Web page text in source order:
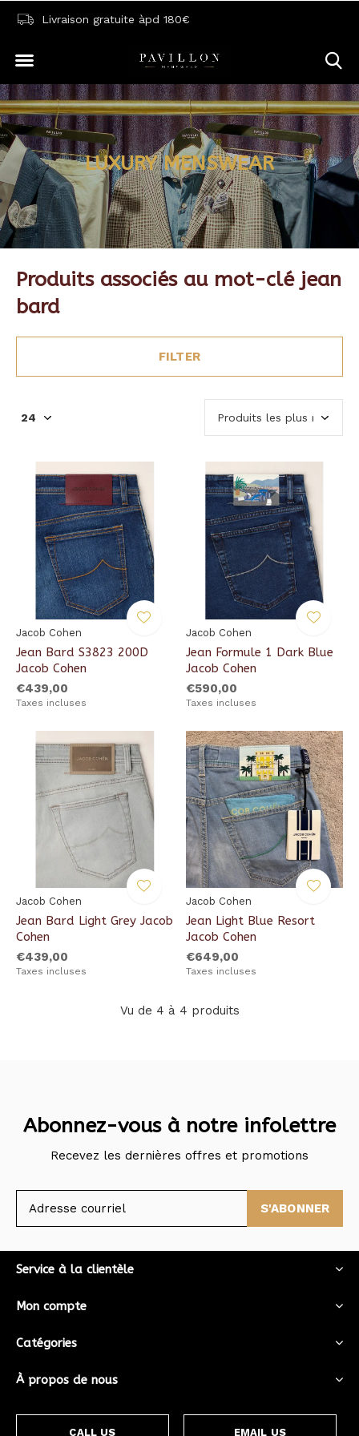
Livraison gratuite àpd 180€
LUXURY MENSWEAR
Produits associés au mot-clé jean
bard
FILTER
Jacob Cohen
Jean Bard S3823 200D
Jacob Cohen
€439,00
Taxes incluses
Jacob Cohen
Jean Formule 1 Dark Blue
Jacob Cohen
€590,00
Taxes incluses
Jacob Cohen
Jean Bard Light Grey Jacob
Cohen
€439,00
Taxes incluses
Jacob Cohen
Jean Light Blue Resort
Jacob Cohen
€649,00
Taxes incluses
Vu de 4 à 4 produits
Abonnez-vous à notre infolettre
Recevez les dernières offres et promotions
S'ABONNER
Service à la clientèle
Mon compte
Catégories
À propos de nous
CALL US EMAIL US